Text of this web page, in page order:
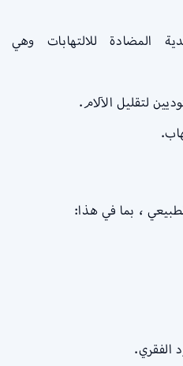
المضادة للالتهابات وهي
لتقليل الآلام.
، بما في هذا:
الفقري.